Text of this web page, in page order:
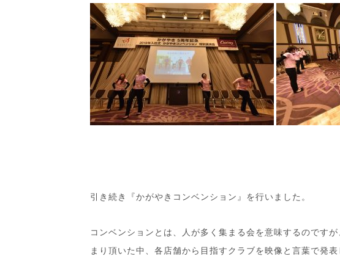
引き続き『かがやきコンベンション』を行いました。
コンベンションとは、人が多く集まる会を意味するのです
まり頂いた中、各店舗から目指すクラブを映像と言葉で発表